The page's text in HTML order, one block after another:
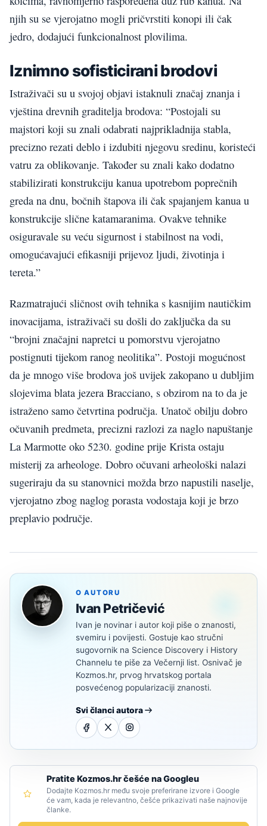
njih su se vjerojatno mogli pričvrstiti konopi ili čak
jedro, dodajući funkcionalnost plovilima.
Iznimno sofisticirani brodovi
Istraživači su u svojoj objavi istaknuli značaj znanja i
vještina drevnih graditelja brodova: “Postojali su
majstori koji su znali odabrati najprikladnija stabla,
precizno rezati deblo i izdubiti njegovu sredinu, koristeći
vatru za oblikovanje. Također su znali kako dodatno
stabilizirati konstrukciju kanua upotrebom poprečnih
greda na dnu, bočnih štapova ili čak spajanjem kanua u
konstrukcije slične katamaranima. Ovakve tehnike
osiguravale su veću sigurnost i stabilnost na vodi,
omogućavajući efikasniji prijevoz ljudi, životinja i
tereta.”
Razmatrajući sličnost ovih tehnika s kasnijim nautičkim
inovacijama, istraživači su došli do zaključka da su
“brojni značajni napretci u pomorstvu vjerojatno
postignuti tijekom ranog neolitika”. Postoji mogućnost
da je mnogo više brodova još uvijek zakopano u dubljim
slojevima blata jezera Bracciano, s obzirom na to da je
istraženo samo četvrtina područja. Unatoč obilju dobro
očuvanih predmeta, precizni razlozi za naglo napuštanje
La Marmotte oko 5230. godine prije Krista ostaju
misterij za arheologe. Dobro očuvani arheološki nalazi
sugeriraju da su stanovnici možda brzo napustili naselje,
vjerojatno zbog naglog porasta vodostaja koji je brzo
preplavio područje.
O AUTORU
Ivan Petričević
Ivan je novinar i autor koji piše o znanosti,
svemiru i povijesti. Gostuje kao stručni
sugovornik na Science Discovery i History
Channelu te piše za Večernji list. Osnivač je
Kozmos.hr, prvog hrvatskog portala
posvećenog popularizaciji znanosti.
Svi članci autora
Pratite Kozmos.hr češće na Googleu
Dodajte Kozmos.hr među svoje preferirane izvore i Google
će vam, kada je relevantno, češće prikazivati naše najnovije
članke.